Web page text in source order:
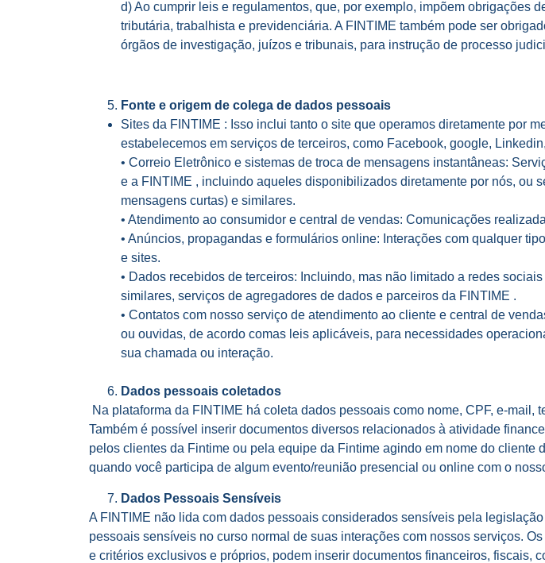
d) Ao cumprir leis e regulamentos, que, por exemplo, impõem obrigações
tributária, trabalhista e previdenciária. A FINTIME também pode ser
órgãos de investigação, juízos e tribunais, para instrução de processo
Fonte e origem de colega de dados pessoais
Sites da FINTIME : Isso inclui tanto o site que operamos diretamente por
estabelecemos em serviços de terceiros, como Facebook, google,
• Correio Eletrônico e sistemas de troca de mensagens instantâneas:
e a FINTIME , incluindo aqueles disponibilizados diretamente por nós, ou
mensagens curtas) e similares.
• Atendimento ao consumidor e central de vendas: Comunicações
• Anúncios, propagandas e formulários online: Interações com qualquer
e sites.
• Dados recebidos de terceiros: Incluindo, mas não limitado a redes
similares, serviços de agregadores de dados e parceiros da FINTIME .
• Contatos com nosso serviço de atendimento ao cliente e central de
ou ouvidas, de acordo comas leis aplicáveis, para necessidades
sua chamada ou interação.
Dados pessoais coletados
Na plataforma da FINTIME há coleta dados pessoais como nome, CPF, e-
Também é possível inserir documentos diversos relacionados à atividade
pelos clientes da Fintime ou pela equipe da Fintime agindo em nome do
quando você participa de algum evento/reunião presencial ou online com o
Dados Pessoais Sensíveis
A FINTIME não lida com dados pessoais considerados sensíveis pela
pessoais sensíveis no curso normal de suas interações com nossos serviços.
e critérios exclusivos e próprios, podem inserir documentos financeiros, fiscais,